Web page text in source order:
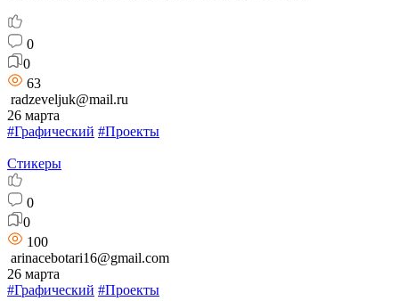
0
0
63
radzeveljuk@mail.ru
26 марта
#Графический #Проекты
Стикеры
0
0
100
arinacebotari16@gmail.com
26 марта
#Графический #Проекты